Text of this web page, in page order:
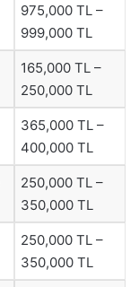
975,000 TL –
999,000 TL
165,000 TL –
250,000 TL
365,000 TL –
400,000 TL
250,000 TL –
350,000 TL
250,000 TL –
350,000 TL